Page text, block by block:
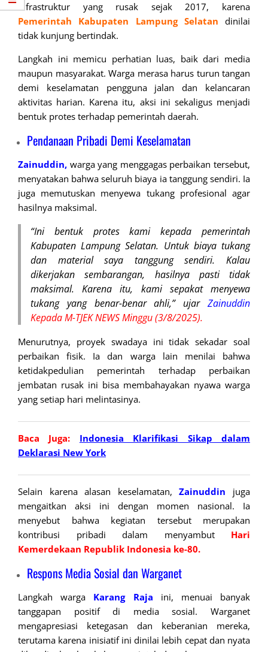
infrastruktur yang rusak sejak 2017, karena
Pemerintah Kabupaten Lampung Selatan dinilai
tidak kunjung bertindak.
Langkah ini memicu perhatian luas, baik dari media
maupun masyarakat. Warga merasa harus turun tangan
demi keselamatan pengguna jalan dan kelancaran
aktivitas harian. Karena itu, aksi ini sekaligus menjadi
bentuk protes terhadap pemerintah daerah.
Pendanaan Pribadi Demi Keselamatan
Zainuddin, warga yang menggagas perbaikan tersebut,
menyatakan bahwa seluruh biaya ia tanggung sendiri. Ia
juga memutuskan menyewa tukang profesional agar
hasilnya maksimal.
“Ini bentuk protes kami kepada pemerintah
Kabupaten Lampung Selatan. Untuk biaya tukang
dan material saya tanggung sendiri. Kalau
dikerjakan sembarangan, hasilnya pasti tidak
maksimal. Karena itu, kami sepakat menyewa
tukang yang benar-benar ahli,” ujar Zainuddin
Kepada M-TJEK NEWS Minggu (3/8/2025).
Menurutnya, proyek swadaya ini tidak sekadar soal
perbaikan fisik. Ia dan warga lain menilai bahwa
ketidakpedulian pemerintah terhadap perbaikan
jembatan rusak ini bisa membahayakan nyawa warga
yang setiap hari melintasinya.
Baca Juga: Indonesia Klarifikasi Sikap dalam
Deklarasi New York
Selain karena alasan keselamatan,Zainuddin juga
mengaitkan aksi ini dengan momen nasional. Ia
menyebut bahwa kegiatan tersebut merupakan
kontribusi pribadi dalam menyambut Hari
Kemerdekaan Republik Indonesia ke-80.
Respons Media Sosial dan Warganet
Langkah warga Karang Raja ini, menuai banyak
tanggapan positif di media sosial. Warganet
mengapresiasi ketegasan dan keberanian mereka,
terutama karena inisiatif ini dinilai lebih cepat dan nyata